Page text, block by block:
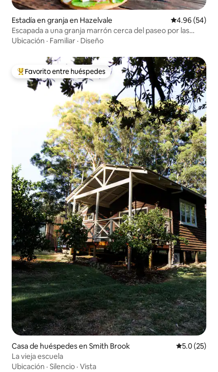
Estadía en granja en Hazelvale Calificación
4.96 (54)
Escapada a una granja marrón cerca del paseo por las
copas de los árboles
Ubicación · Familiar · Diseño
Favorito entre huéspedes preferido
Favorito entre huéspedes
Casa de huéspedes en Smith Brook Calificación
5.0 (25)
La vieja escuela
Ubicación · Silencio · Vista